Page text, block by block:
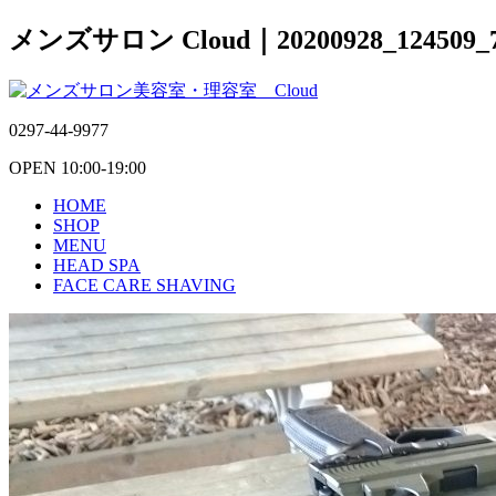
メンズサロン Cloud｜
0297-44-9977
OPEN 10:00-19:00
HOME
SHOP
MENU
HEAD SPA
FACE CARE SHAVING